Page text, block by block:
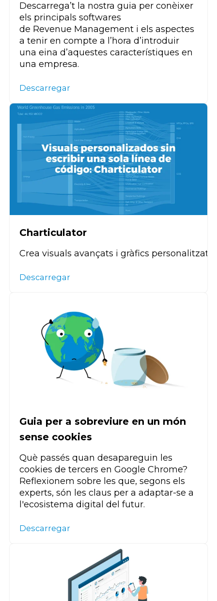
Descarrega’t la nostra guia per conèixer
els principals softwares
de Revenue Management i els aspectes
a tenir en compte a l’hora d’introduir
una eina d’aquestes característiques en
una empresa.
Descarregar
Charticulator
Crea visuals avançats i gràfics personalitzats
Descarregar
Guia per a sobreviure en un món
sense cookies
Què passés quan desapareguin les
cookies de tercers en Google Chrome?
Reflexionem sobre les que, segons els
experts, són les claus per a adaptar-se a
l'ecosistema digital del futur.
Descarregar